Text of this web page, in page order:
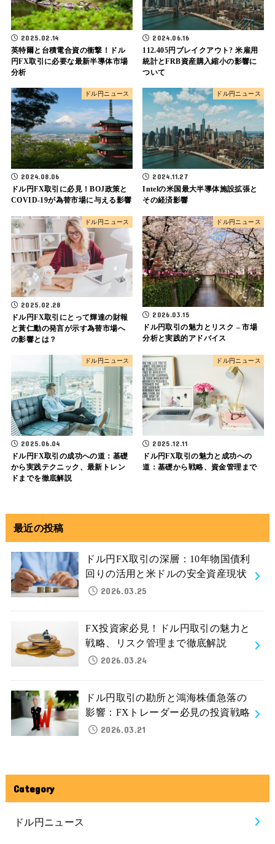
2025.02.14
英特爾と台積電合資の衝撃！ドル
円FX取引に必要な最新半導体市場
分析
2024.06.16
112.405円ブレイクアウト? 米雇用
統計とFRB資産購入縮小の影響に
ついて
ドル円ニュース
2024.08.06
ドル円FX取引に必見！BOJ政策と
COVID-19が為替市場に与える影響
ドル円ニュース
2024.11.27
Intelの米国最大半導体施設拡張と
その経済影響
ドル円ニュース
2025.02.28
ドル円FX取引にとって輝達の財報
と黃仁勳の発言が示す為替市場へ
の影響とは？
ドル円ニュース
2026.03.15
ドル円取引の魅力とリスク – 市場
分析と実践的アドバイス
ドル円ニュース
2025.06.04
ドル円FX取引の成功への道：基礎
から実践テクニック、最新トレン
ドまでを徹底解説
ドル円ニュース
2025.12.11
ドル円FX取引の魅力と成功への
道：基礎から戦略、資金管理まで
最近の投稿
ドル円FX取引の深層：10年物国債利
回りの活用と米ドルの安全資産現状
2026.03.25
FX投資家必見！ドル円取引の魅力と
戦略、リスク管理まで徹底解説
2026.03.24
ドル円取引の勘所と鴻海株価急落の
影響：FXトレーダー必見の投資戦略
2026.03.21
Category
ドル円ニュース